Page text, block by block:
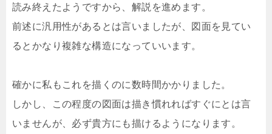
読み終えたようですから、解説を進めます。
前述に汎用性があるとは言いましたが、図面を見てい
るとかなり複雑な構造になっていいます。
確かに私もこれを描くのに数時間かかりました。
しかし、この程度の図面は描き慣れればすぐにとは言
いませんが、必ず貴方にも描けるようになります。